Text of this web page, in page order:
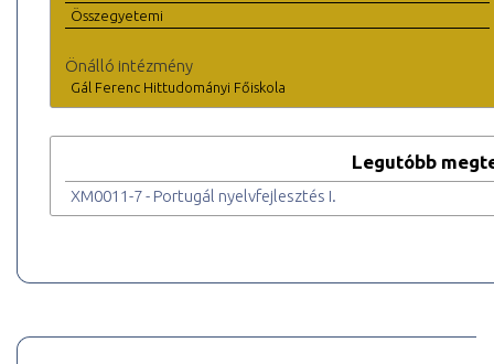
Összegyetemi
Önálló intézmény
Gál Ferenc Hittudományi Főiskola
Legutóbb
XM0011-7 - Portugál nyelvfejlesztés I.